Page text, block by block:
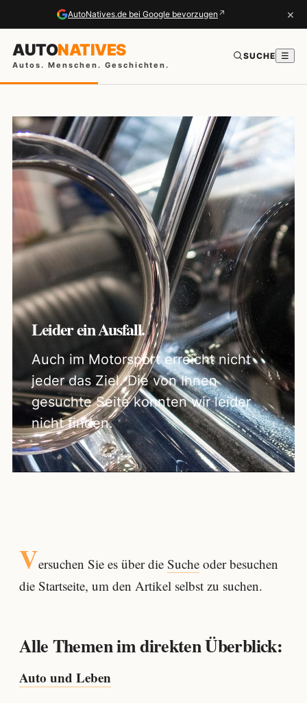
AutoNatives.de bei Google bevorzugen ↗ ×
AUTONATIVES
Autos. Menschen. Geschichten.
SUCHE ☰
Leider ein Ausfall.
Auch im Motorsport erreicht nicht
jeder das Ziel. Die von Ihnen
gesuchte Seite konnten wir leider
nicht finden.
Versuchen Sie es über die Sucheoder besuchen
die Startseite, um den Artikel selbst zu suchen.
Alle Themen im direkten Überblick:
Auto und Leben